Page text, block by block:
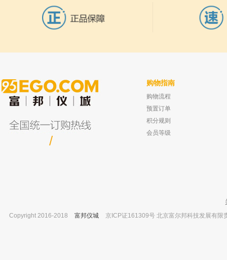
德国ZWICK BMF-001熔融指数仪 标准样品
订货号：4041.1-18a
宁波拓普森 P系列容量可调8道移液器
支可121℃高温高压灭菌） TP8
/
购物指南
购物流程
预置订单
积分规则
会员等级
Copyright 2016-2018
富邦仪城 京ICP证161309号 北京富尔邦科技发展有